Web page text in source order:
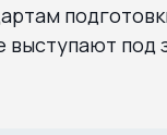
под